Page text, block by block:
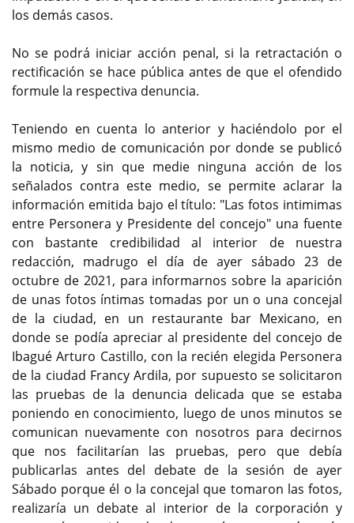
los demás casos.
No se podrá iniciar acción penal, si la retractación o
rectificación se hace pública antes de que el ofendido
formule la respectiva denuncia.
Teniendo en cuenta lo anterior y haciéndolo por el
mismo medio de comunicación por donde se publicó
la noticia, y sin que medie ninguna acción de los
señalados contra este medio, se permite aclarar la
información emitida bajo el título: "Las fotos intimimas
entre Personera y Presidente del concejo" una fuente
con bastante credibilidad al interior de nuestra
redacción, madrugo el día de ayer sábado 23 de
octubre de 2021, para informarnos sobre la aparición
de unas fotos íntimas tomadas por un o una concejal
de la ciudad, en un restaurante bar Mexicano, en
donde se podía apreciar al presidente del concejo de
Ibagué Arturo Castillo, con la recién elegida Personera
de la ciudad Francy Ardila, por supuesto se solicitaron
las pruebas de la denuncia delicada que se estaba
poniendo en conocimiento, luego de unos minutos se
comunican nuevamente con nosotros para decirnos
que nos facilitarían las pruebas, pero que debía
publicarlas antes del debate de la sesión de ayer
Sábado porque él o la concejal que tomaron las fotos,
realizaría un debate al interior de la corporación y